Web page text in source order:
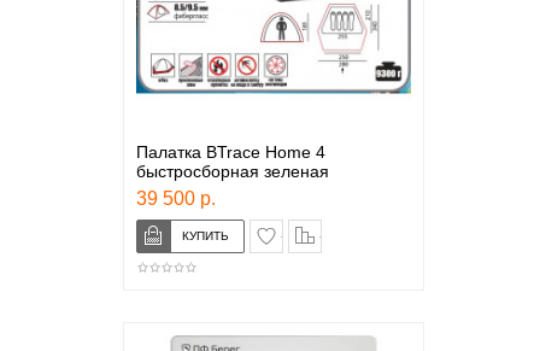
Палатка BTrace Home 4
быстросборная зеленая
39 500 р.
в закладки